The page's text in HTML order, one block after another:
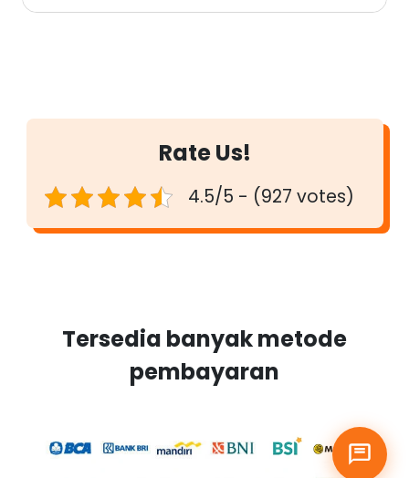
Rate Us!
4.5/5 - (927 votes)
Tersedia banyak metode
pembayaran